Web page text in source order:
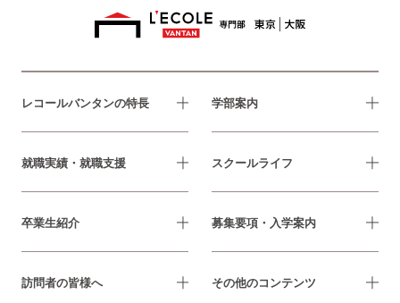
レコールバンタンの特長 学部案内
就職実績・就職支援 スクールライフ
卒業生紹介 募集要項・入学案内
訪問者の皆様へ その他のコンテンツ